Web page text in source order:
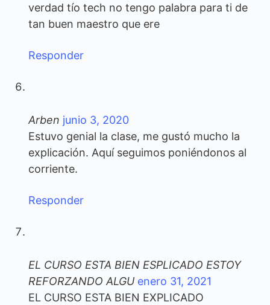
verdad tío tech no tengo palabra para ti de
tan buen maestro que ere
Responder
Arben junio 3, 2020
Estuvo genial la clase, me gustó mucho la
explicación. Aquí seguimos poniéndonos al
corriente.
Responder
EL CURSO ESTA BIEN ESPLICADO ESTOY
REFORZANDO ALGU enero 31, 2021
EL CURSO ESTA BIEN EXPLICADO